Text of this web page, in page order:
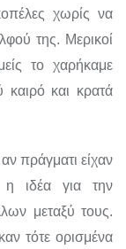
χωρίς να
της. Μερικοί
το χαρήκαμε
καιρό και κρατά
πράγματι είχαν
η ιδέα για την
μεταξύ τους.
τότε ορισμένα